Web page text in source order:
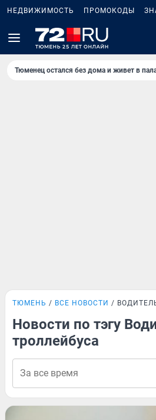
НЕДВИЖИМОСТЬ ПРОМОКОДЫ
Тюменец остался без дома и живет в
ТЮМЕНЬ ВСЕ НОВОСТИ
Новости по тэгу
троллейбуса